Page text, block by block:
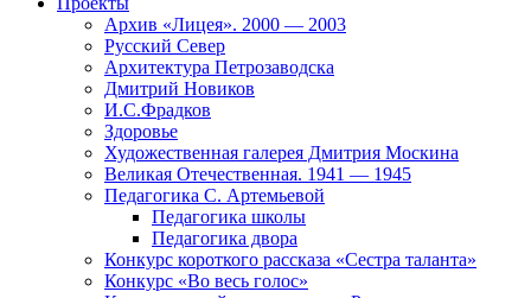
Архив «Лицея». 2000 — 2003
Русский Север
Архитектура Петрозаводска
Дмитрий Новиков
И.С.Фрадков
Здоровье
Художественная галерея Дмитрия Москина
Великая Отечественная. 1941 — 1945
Педагогика С. Артемьевой
Педагогика школы
Педагогика двора
Конкурс короткого рассказа «Сестра таланта»
Конкурс «Во весь голос»